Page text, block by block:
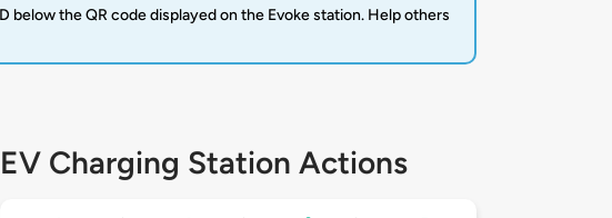
the QR code displayed on the Evoke station. Help others
EV Charging Station Actions